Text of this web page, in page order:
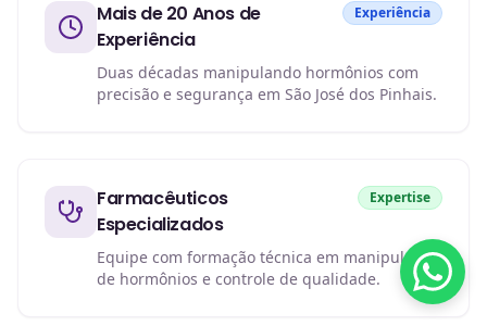
Mais de 20 Anos de
Experiência
Experiência
Duas décadas manipulando hormônios com
precisão e segurança em São José dos Pinhais.
Farmacêuticos
Especializados
Expertise
Equipe com formação técnica em manipulação
de hormônios e controle de qualidade.